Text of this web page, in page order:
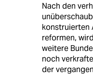
Nach den
konstruierten
reformen,
weitere
noch
der